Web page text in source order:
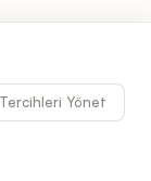
Tercihleri Yönet